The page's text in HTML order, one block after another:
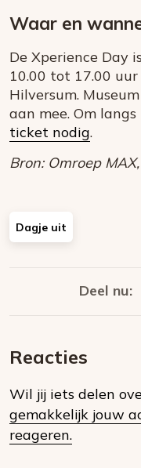
Waar en
De Xperience Day
10.00 tot 17.00
Hilversum.
aan mee. Om
ticket nodig.
Bron: Omroep
Dagje uit
Deel nu:
Reacties
Wil jij iets delen
gemakkelijk jouw
reageren.